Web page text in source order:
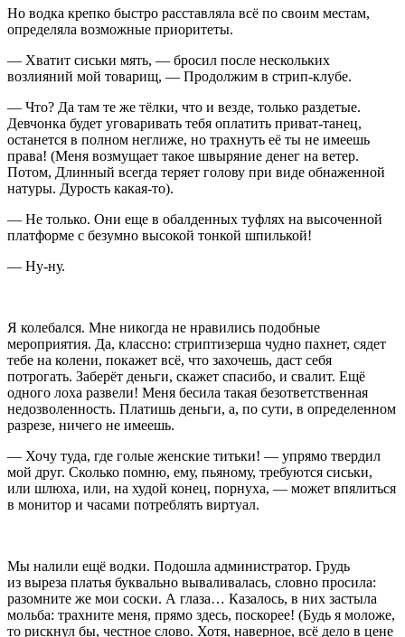
Но водка крепко быстро расставляла всё по своим местам,
определяла возможные приоритеты.
— Хватит сиськи мять, — бросил после нескольких
возлияний мой товарищ, — Продолжим в стрип-клубе.
— Что? Да там те же тёлки, что и везде, только раздетые.
Девчонка будет уговаривать тебя оплатить приват-танец,
останется в полном неглиже, но трахнуть её ты не имеешь
права! (Меня возмущает такое швыряние денег на ветер.
Потом, Длинный всегда теряет голову при виде обнаженной
натуры. Дурость какая-то).
— Не только. Они еще в обалденных туфлях на высоченной
платформе с безумно высокой тонкой шпилькой!
— Ну-ну.
Я колебался. Мне никогда не нравились подобные
мероприятия. Да, классно: стриптизерша чудно пахнет, сядет
тебе на колени, покажет всё, что захочешь, даст себя
потрогать. Заберёт деньги, скажет спасибо, и свалит. Ещё
одного лоха развели! Меня бесила такая безответственная
недозволенность. Платишь деньги, а, по сути, в определенном
разрезе, ничего не имеешь.
— Хочу туда, где голые женские титьки! — упрямо твердил
мой друг. Сколько помню, ему, пьяному, требуются сиськи,
или шлюха, или, на худой конец, порнуха, — может впялиться
в монитор и часами потреблять виртуал.
Мы налили ещё водки. Подошла администратор. Грудь
из выреза платья буквально вываливалась, словно просила:
разомните же мои соски. А глаза… Казалось, в них застыла
мольба: трахните меня, прямо здесь, поскорее! (Будь я моложе,
то рискнул бы, честное слово. Хотя, наверное, всё дело в цене